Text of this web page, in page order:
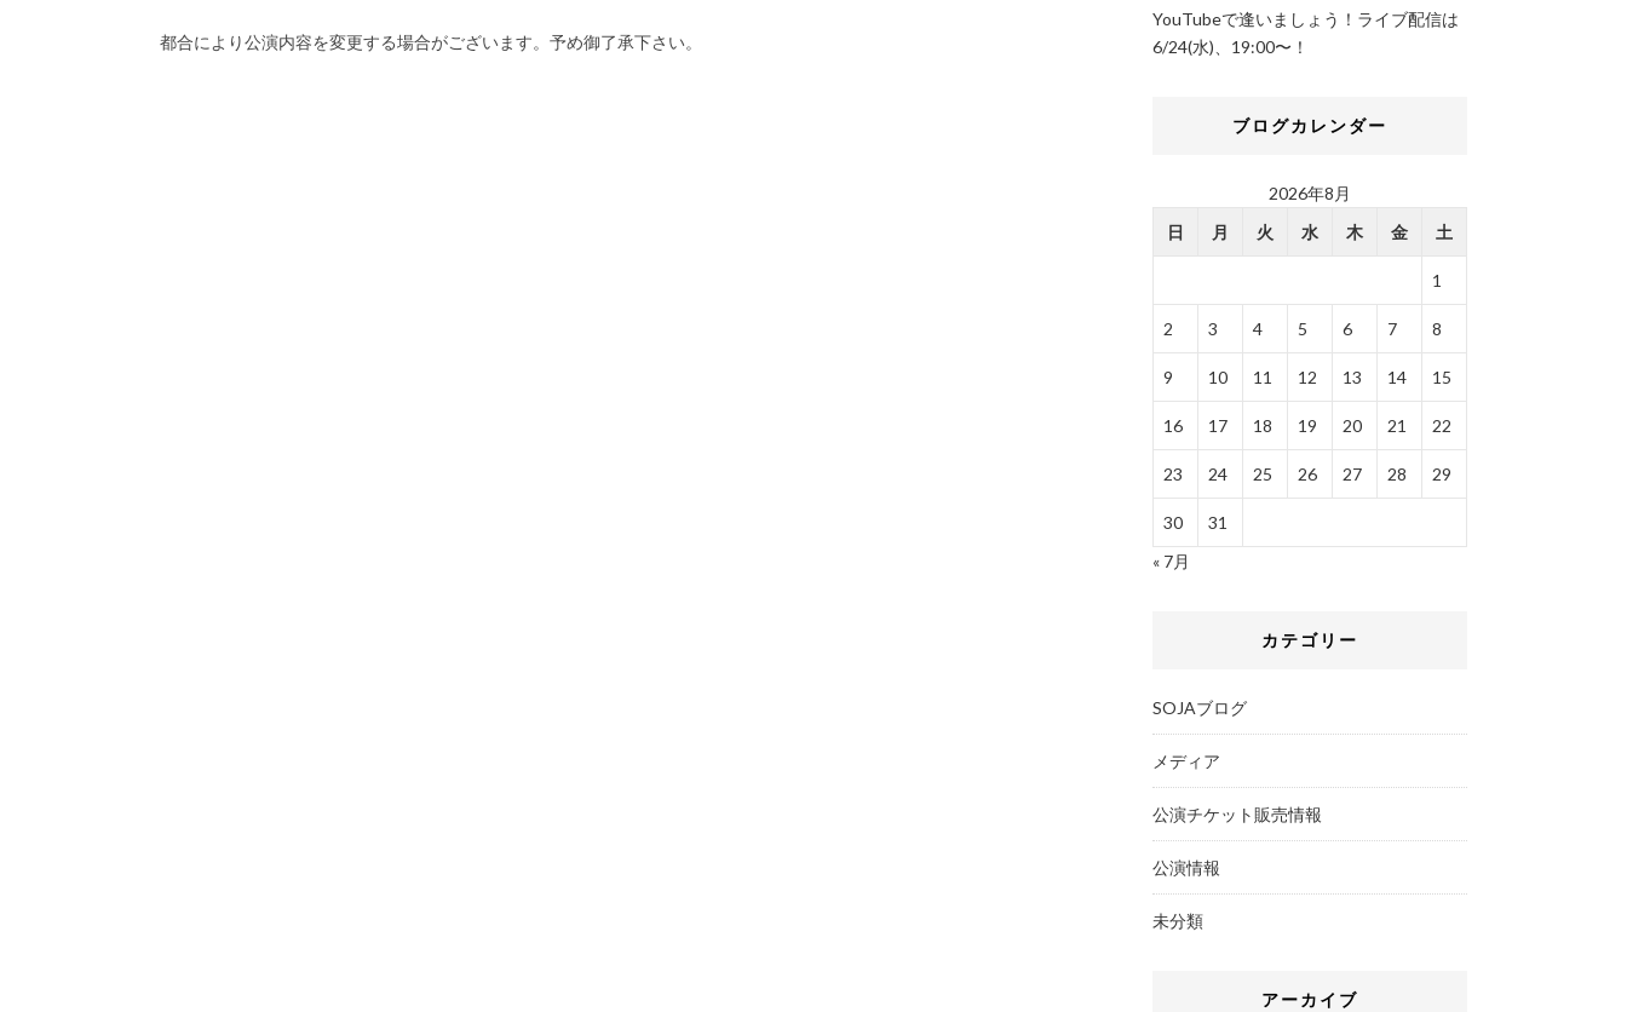
都合により公演内容を変更する場合がございます。予め御了承下さい。
YouTubeで逢いましょう！ライブ配信は
6/24(水)、19:00〜！
ブログカレンダー
2026年8月
日
月 火 水 木 金 土
1
2 3 4 5 6 7 8
9 10 11 12 13 14 15
16 17 18 19 20 21 22
23 24 25 26 27 28 29
30
31
« 7月
カテゴリー
SOJAブログ
メディア
公演チケット販売情報
公演情報
未分類
アーカイブ